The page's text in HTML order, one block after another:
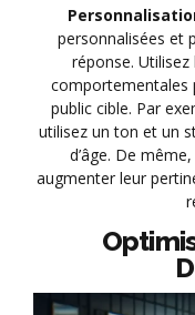
personnalisées et
réponse.
comportementales
public cible. Par
utilisez un ton et un
d’âge. De
augmenter leur